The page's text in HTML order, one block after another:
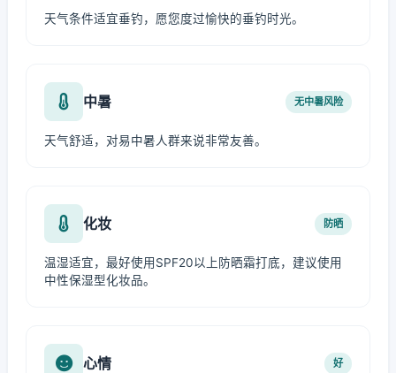
天气条件适宜垂钓，愿您度过愉快的垂钓时光。
中暑 无中暑风险
天气舒适，对易中暑人群来说非常友善。
化妆 防晒
温湿适宜，最好使用SPF20以上防晒霜打底，建议使用
中性保湿型化妆品。
心情 好